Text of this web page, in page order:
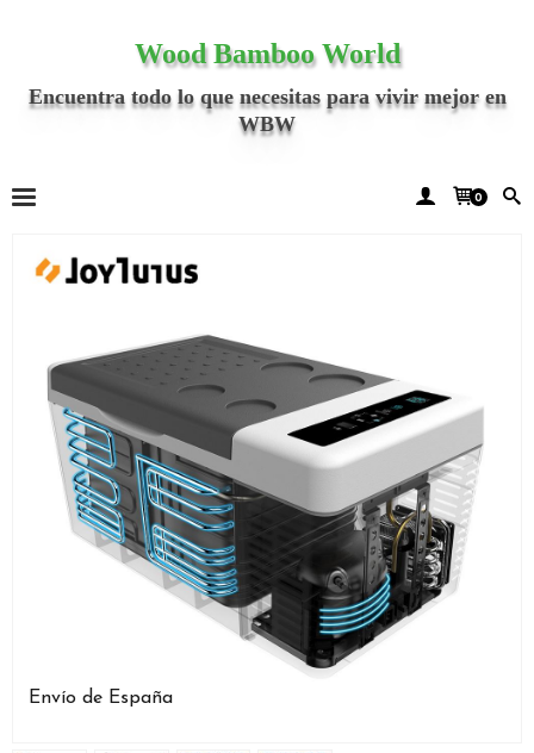
Wood Bamboo World
Encuentra todo lo que necesitas para vivir mejor en
WBW
0
Envío de España